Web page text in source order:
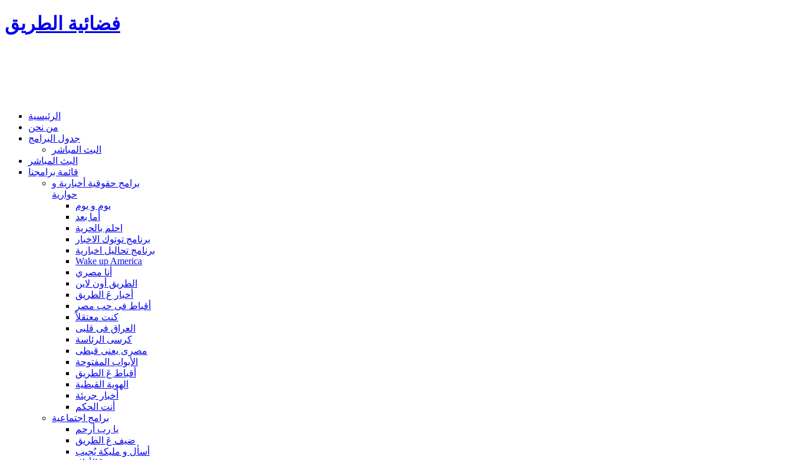
فضائية الطريق
الرئيسية
من نحن
جدول البرامج
البث المباشر
البث المباشر
قائمة برامجنا
برامج حقوقية أخبارية و
حوارية
يوم و يوم
أما بعد
احلم بالحرية
برنامج توتوك الاخبار
برنامج تحاليل اخبارية
Wake up America
أنا مصري
الطريق أون لاين
أخبار عَ الطريق
أقباط فى حب مصر
كنت معتقلاً
العراق فى قلبى
كرسى الرئاسة
مصرى يعنى قبطى
الأبواب المفتوحة
أقباط عَ الطريق
الهوية القبطية
أخبار جريئة
أنت الحكم
برامج اجتماعية
يا رب أرحم
ضيف عَ الطريق
أسأل و مليكة يُجيب